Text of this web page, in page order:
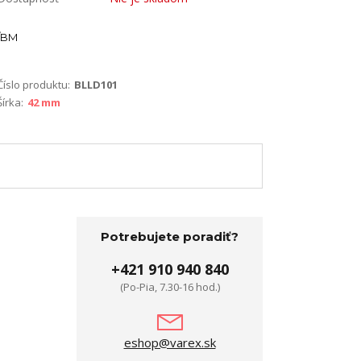
BM
produktu: BLLD101
42 mm
Potrebujete poradiť?
+421 910 940 840
(Po-Pia, 7.30-16 hod.)
eshop@varex.sk